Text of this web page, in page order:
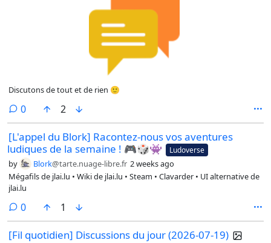
Discutons de tout et de rien 🙂
0comments
2
[L'appel du Blork] Racontez-nous vos aventures
ludiques de la semaine ! 🎮🎲👾
Ludoverse
by Blork@tarte.nuage-libre.fr 2 weeks ago
Mégafils de jlai.lu • Wiki de jlai.lu • Steam • Clavarder • UI alternative de
jlai.lu
0comments
1
[Fil quotidien] Discussions du jour (2026-07-19)